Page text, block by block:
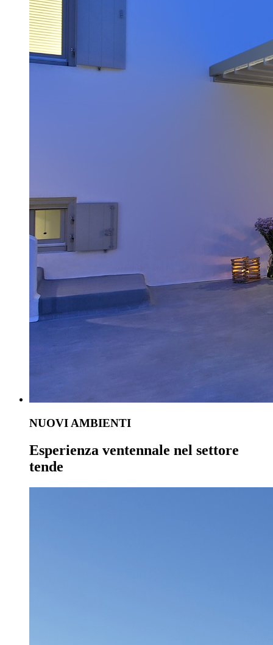
NUOVI AMBIENTI
Esperienza ventennale nel settore
tende